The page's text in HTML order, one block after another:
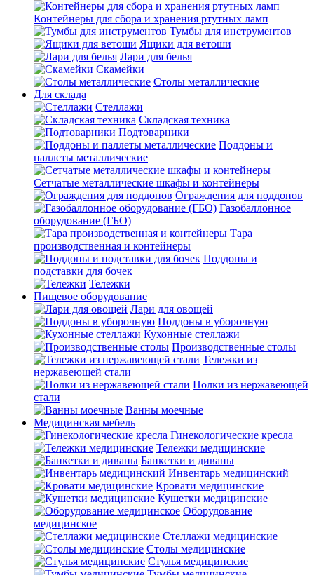
Контейнеры для сбора и хранения ртутных ламп
Тумбы для инструментов
Ящики для ветоши
Лари для белья
Скамейки
Столы металлические
Для склада
Стеллажи
Складская техника
Подтоварники
Поддоны и
паллеты металлические
Сетчатые металлические шкафы и контейнеры
Ограждения для поддонов
Газобаллонное
оборудование (ГБО)
Тара
производственная и контейнеры
Поддоны и
подставки для бочек
Тележки
Пищевое оборудование
Лари для овощей
Поддоны в уборочную
Кухонные стеллажи
Производственные столы
Тележки из
нержавеющей стали
Полки из нержавеющей
стали
Ванны моечные
Медицинская мебель
Гинекологические кресла
Тележки медицинские
Банкетки и диваны
Инвентарь медицинский
Кровати медицинские
Кушетки медицинские
Оборудование
медицинское
Стеллажи медицинские
Столы медицинские
Стулья медицинские